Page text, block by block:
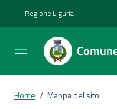
Regione Liguria
Home / Mappa del sito